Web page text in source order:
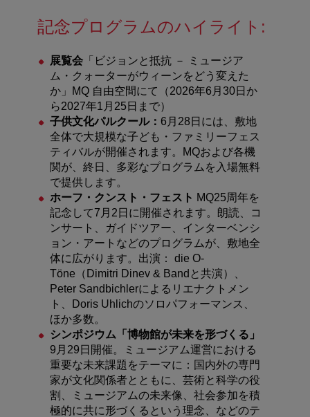
記念プログラムのハイライト :
展覧会「ビジョンと抵抗 － ミュージア
ム・クォーターがウィーンをどう変えた
か」
MQ 自由空間にて（2026年6 月 30日か
ら2027年1 月 25 日まで）
子供文化パルクール： 6月 28 日には、敷地
全体で大規模な子ども・ファミリーフェス
ティバルが開催されます。
MQおよび各機
関が、終日、多彩なプログラムを入場無料
で提供します。
ホーフ・クンスト・フェスト MQ25周年を
記念して7 月 2 日に開催されます。朗読、コ
ンサート、ガイドツアー、インターベンシ
ョン・アートなどのプログラムが、敷地全
体に広がります。出演：
die O-
Töne （ Dimitri Dinev & Band と共演）、
Peter Sandbichlerによるリエナクトメン
ト、
Doris Uhlichのソロパフォーマンス、
ほか多数。
シンポジウム「博物館が未来を形づくる」
9 月 29 日開催。ミュージアム運営における
重要な未来課題をテーマに：国内外の専門
家が文化関係者とともに、芸術と科学の役
割、ミュージアムの未来像、社会参加を積
極的に共に形づくるという理念、などのテ